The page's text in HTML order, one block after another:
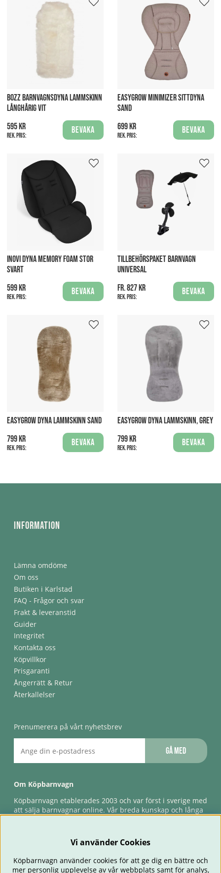
BOZZ BARNVAGNSDYNA LAMMSKINN
LÅNGHÅRIG VIT
595 kr
Rek. pris:
Bevaka
EASYGROW MINIMIZER SITTDYNA
SAND
699 kr
Rek. pris:
Bevaka
INOVI DYNA MEMORY FOAM STOR
SVART
599 kr
Rek. pris:
Bevaka
TILLBEHÖRSPAKET BARNVAGN
UNIVERSAL
fr. 827 kr
Rek. pris:
Bevaka
EASYGROW DYNA LAMMSKINN SAND
799 kr
Rek. pris:
Bevaka
EASYGROW DYNA LAMMSKINN, GREY
799 kr
Rek. pris:
Bevaka
Information
Lämna omdöme
Om oss
Butiken i Karlstad
FAQ - Frågor och svar
Frakt & leveranstid
Guider
Integritet
Kontakta oss
Köpvillkor
Prisgaranti
Ångerrätt & Retur
Återkallelser
Prenumerera på vårt nyhetsbrev
Gå med
Om Köpbarnvagn
Köpbarnvagn etablerades 2003 och var först i sverige med
att sälja barnvagnar online. Vår breda kunskap och långa
förlossningsgaranti & förlängd ångerrätt.
Vi använder Cookies
Köpbarnvagn använder cookies för att ge dig en bättre och
mer personlig upplevelse av vår webbplats samt för analys,